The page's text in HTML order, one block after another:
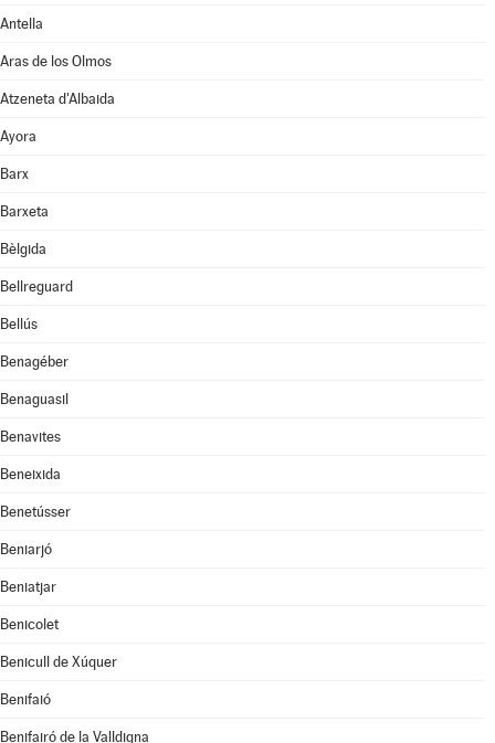
Antella
Aras de los Olmos
Atzeneta d'Albaida
Ayora
Barx
Barxeta
Bèlgida
Bellreguard
Bellús
Benagéber
Benaguasil
Benavites
Beneixida
Benetússer
Beniarjó
Beniatjar
Benicolet
Benicull de Xúquer
Benifaió
Benifairó de la Valldigna